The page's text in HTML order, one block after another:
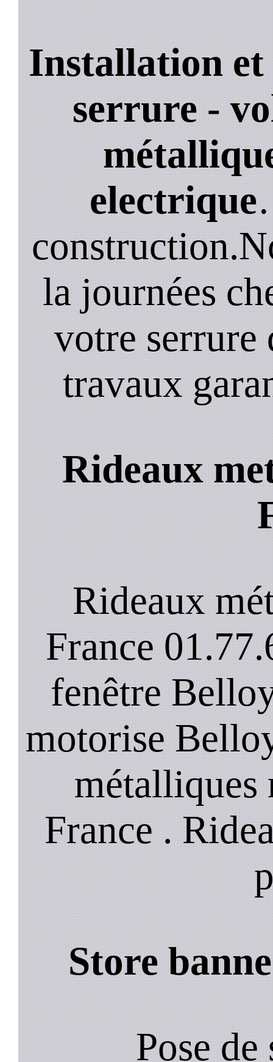
Installation
serrure -
electrique
la journées
votre serrure
travaux
Rideaux
Rideaux
France
fenêtre
motorise
métalliques
France .
Store
Pose de